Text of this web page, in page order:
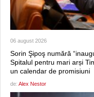
06 august 2026
Sorin Şipoş numără
Spitalul pentru mari arși
un calendar de promisiuni
de: Alex Nestor